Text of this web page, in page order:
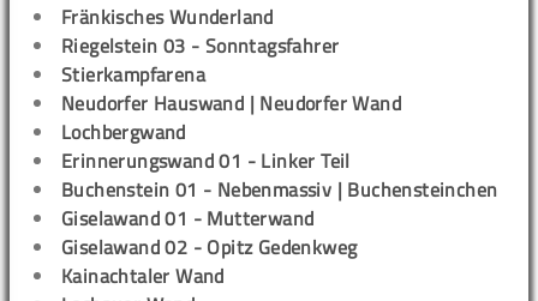
Fränkisches Wunderland
Riegelstein 03 - Sonntagsfahrer
Stierkampfarena
Neudorfer Hauswand | Neudorfer Wand
Lochbergwand
Erinnerungswand 01 - Linker Teil
Buchenstein 01 - Nebenmassiv | Buchensteinchen
Giselawand 01 - Mutterwand
Giselawand 02 - Opitz Gedenkweg
Kainachtaler Wand